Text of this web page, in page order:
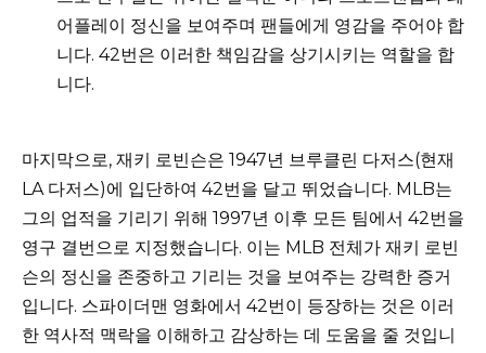
어플레이 정신을 보여주며 팬들에게 영감을 주어야 합
니다. 42번은 이러한 책임감을 상기시키는 역할을 합
니다.
마지막으로, 재키 로빈슨은 1947년 브루클린 다저스(현재
LA 다저스)에 입단하여 42번을 달고 뛰었습니다. MLB는
그의 업적을 기리기 위해 1997년 이후 모든 팀에서 42번을
영구 결번으로 지정했습니다. 이는 MLB 전체가 재키 로빈
슨의 정신을 존중하고 기리는 것을 보여주는 강력한 증거
입니다. 스파이더맨 영화에서 42번이 등장하는 것은 이러
한 역사적 맥락을 이해하고 감상하는 데 도움을 줄 것입니